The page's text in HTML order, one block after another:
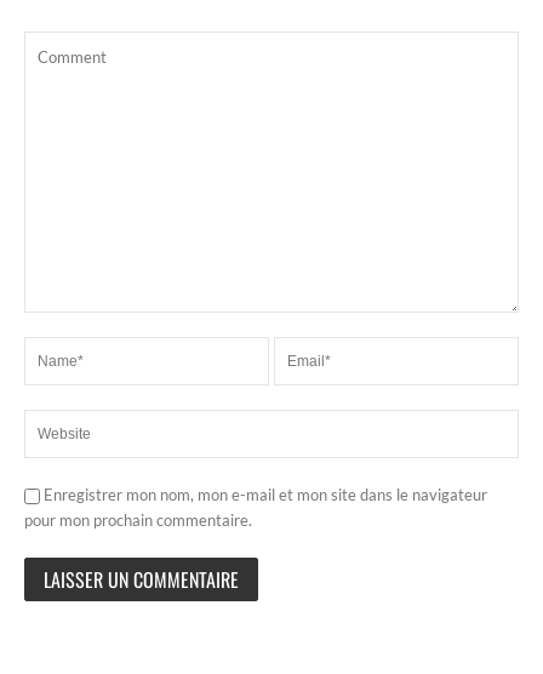
Enregistrer mon nom, mon e-mail et mon site dans le navigateur
pour mon prochain commentaire.